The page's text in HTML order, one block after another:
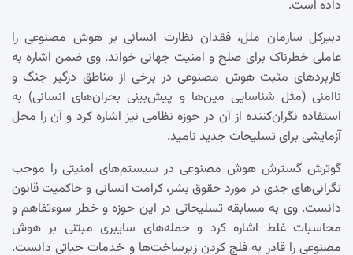
داده است.
دبیرکل سازمان ملل، فقدان نظارت انسانی بر هوش مصنوعی را
عاملی خطرناک برای صلح و امنیت جهانی خواند. وی ضمن اشاره به
کاربردهای مثبت هوش مصنوعی در برخی از مناطق درگیر جنگ و
ناامنی (مثل شناسایی مین‌ها و پیش‌بینی بحران‌های انسانی) به
استفاده نگران‌کننده از آن در حوزه نظامی نیز اشاره کرد و آن را محل
آزمایشی برای تسلیحات جدید نامید.
گوترش گسترش هوش مصنوعی در سیستم‌های امنیتی را موجب
نگرانی‌های جدی در مورد حقوق بشر، کرامت انسانی و حاکمیت قانون
دانست. وی به مسابقه تسلیحاتی در این حوزه و خطر سوءتفاهم و
محاسبات غلط اشاره کرد و حمله‌های سایبری مبتنی بر هوش
مصنوعی را قادر به فلج کردن زیرساخت‌ها و خدمات حیاتی دانست.